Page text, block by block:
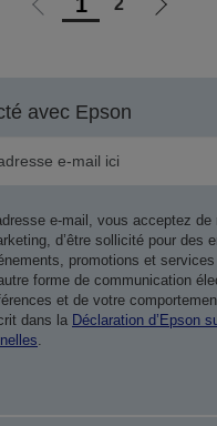
Aller
précédente
Aller
avec Epson
e-mail, vous acceptez de
d’être sollicité pour des
promotions et services
forme de communication
et de votre
dans la Déclaration d’Epson
.